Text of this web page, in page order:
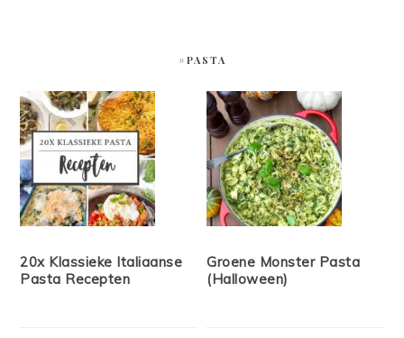
#PASTA
20x Klassieke Italiaanse
Pasta Recepten
Groene Monster Pasta
(Halloween)